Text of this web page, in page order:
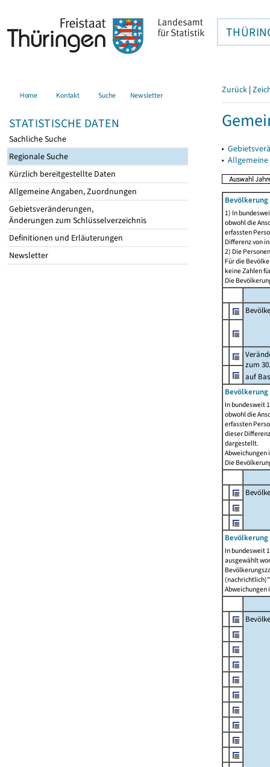
Home Kontakt Suche Newsletter
STATISTISCHE DATEN
Sachliche Suche
Regionale Suche
Kürzlich bereitgestellte Daten
Allgemeine Angaben, Zuordnungen
Gebietsveränderungen,
Änderungen zum Schlüsselverzeichnis
Definitionen und Erläuterungen
Newsletter
Zurück |
▸
▸
1) In
obwohl die
erfassten
Differenz von
2) Die
Für die
keine Zahlen
Die
zum
auf
Bevölkerung
In bundesweit
obwohl die
erfassten
dieser
dargestellt.
Abweichungen
Die
In bundesweit
ausgewählt
Abweichungen